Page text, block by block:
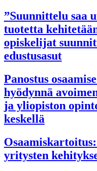
”Suunnittelu saa
tuotetta
opiskelijat
edustusasut
Panostus
hyödynnä
ja yliopiston
keskellä
yritysten